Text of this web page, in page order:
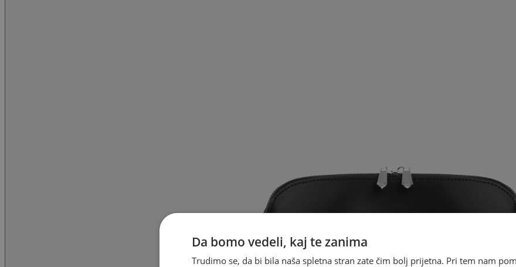
Da bomo vedeli, kaj te zanima
Trudimo se, da bi bila naša spletna stran zate čim bolj prijetna. Pri tem nam